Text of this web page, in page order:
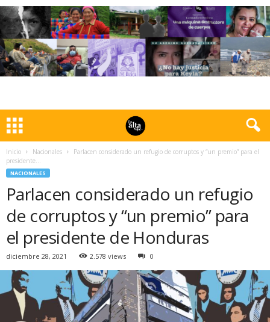
Inicio Nacionales
Parlacen considerado un refugio de corruptos y “un premio” para el
presidente...
NACIONALES
Parlacen considerado un refugio
de corruptos y “un premio” para
el presidente de Honduras
diciembre 28, 2021 2.578 views 0